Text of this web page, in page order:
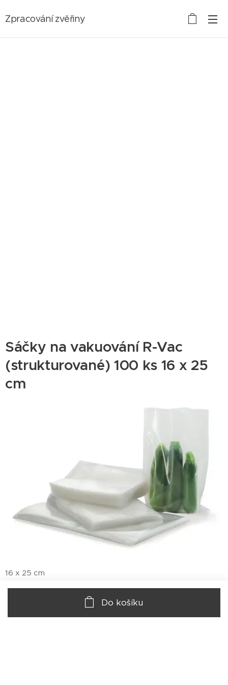
Zpracování zvěřiny
Sáčky na vakuování R-Vac
(strukturované) 100 ks 16 x 25
cm
16 x 25 cm
361,00Kč
Do košíku